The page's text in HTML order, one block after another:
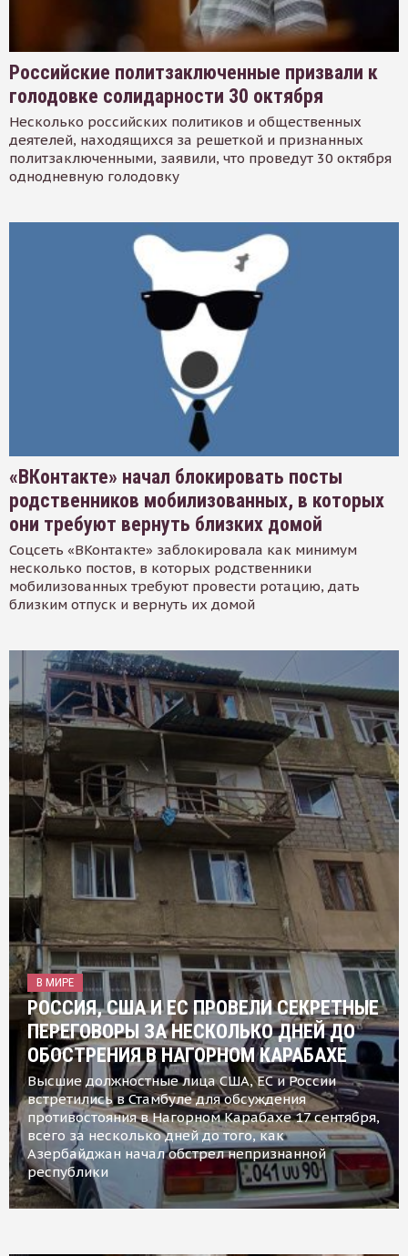
Российские политзаключенные призвали к
голодовке солидарности 30 октября
Несколько российских политиков и общественных
деятелей, находящихся за решеткой и признанных
политзаключенными, заявили, что проведут 30 октября
однодневную голодовку
«ВКонтакте» начал блокировать посты
родственников мобилизованных, в которых
они требуют вернуть близких домой
Соцсеть «ВКонтакте» заблокировала как минимум
несколько постов, в которых родственники
мобилизованных требуют провести ротацию, дать
близким отпуск и вернуть их домой
В МИРЕ
РОССИЯ, США И ЕС ПРОВЕЛИ СЕКРЕТНЫЕ
ПЕРЕГОВОРЫ ЗА НЕСКОЛЬКО ДНЕЙ ДО
ОБОСТРЕНИЯ В НАГОРНОМ КАРАБАХЕ
Высшие должностные лица США, ЕС и России
встретились в Стамбуле для обсуждения
противостояния в Нагорном Карабахе 17 сентября,
всего за несколько дней до того, как
Азербайджан начал обстрел непризнанной
республики